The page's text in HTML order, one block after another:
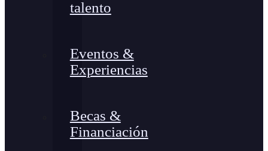
talento
Eventos &
Experiencias
Becas &
Financiación